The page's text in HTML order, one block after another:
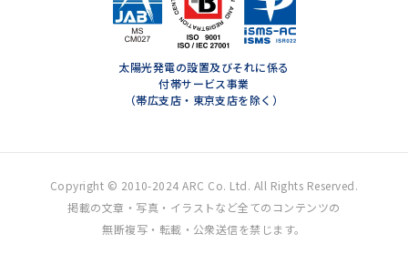
太陽光発電の設置及びそれに係る
付帯サービス事業
（帯広支店・東京支店を除く）
Copyright © 2010-2024 ARC Co. Ltd. All Rights Reserved.
掲載の文章・写真・イラストなど全てのコンテンツの
無断複写・転載・公衆送信を禁じます。